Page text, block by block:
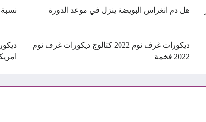
هل دم انغراس البويضة ينزل في موعد الدورة
ديكورات غرف نوم 2022 كتالوج ديكورات غرف نوم
2022 فخمة